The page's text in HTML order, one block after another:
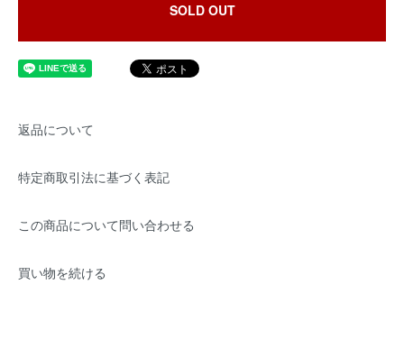
SOLD OUT
返品について
特定商取引法に基づく表記
この商品について問い合わせる
買い物を続ける